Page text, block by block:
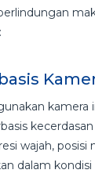
kamera
wajah, posisi
dalam kondisi